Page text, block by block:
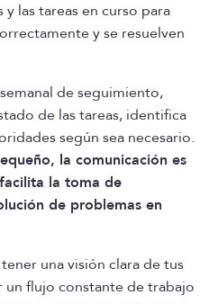
las tareas en curso para
y se resuelven
de seguimiento,
de las tareas, identifica
según sea necesario.
la comunicación es
la toma de
de problemas en
una visión clara de tus
un flujo constante de trabajo